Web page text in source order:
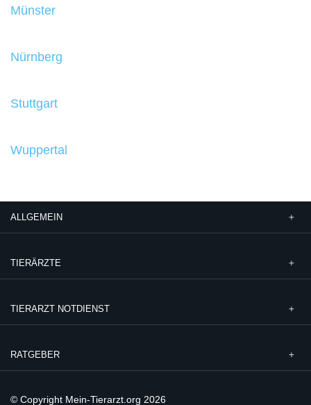
Münster
Nürnberg
Stuttgart
Wuppertal
ALLGEMEIN
TIERÄRZTE
TIERARZT NOTDIENST
RATGEBER
© Copyright Mein-Tierarzt.org 2026